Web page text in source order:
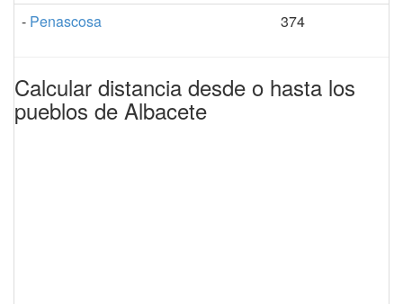
- Penascosa 374
Calcular distancia desde o hasta los
pueblos de Albacete